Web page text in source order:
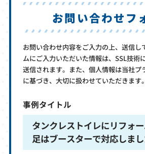
お問い合わせフ
お問い合わせ内容をご入力の上、送信し
ムにご入力いただいた情報は、SSL技術
送信されます。また、個人情報は当社プ
に基づき、大切に扱わせていただきます。
事例タイトル
タンクレストイレにリフォ
足はブースターで対応しま